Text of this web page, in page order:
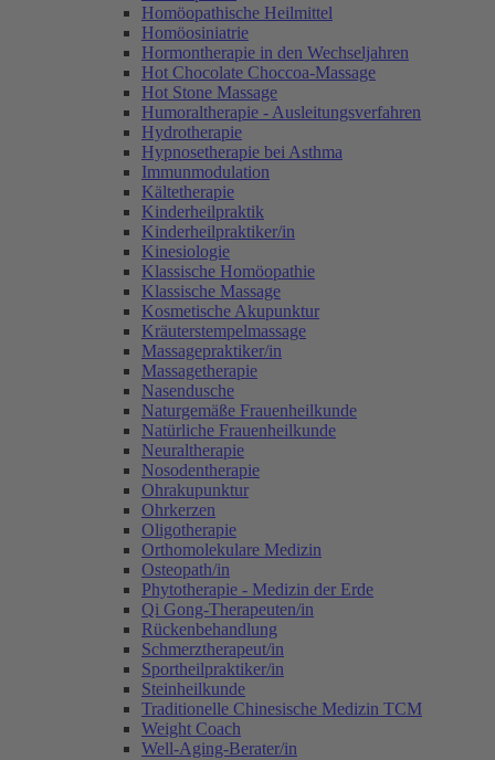
Homöopathische Heilmittel
Homöosiniatrie
Hormontherapie in den Wechseljahren
Hot Chocolate Choccoa-Massage
Hot Stone Massage
Humoraltherapie - Ausleitungsverfahren
Hydrotherapie
Hypnosetherapie bei Asthma
Immunmodulation
Kältetherapie
Kinderheilpraktik
Kinderheilpraktiker/in
Kinesiologie
Klassische Homöopathie
Klassische Massage
Kosmetische Akupunktur
Kräuterstempelmassage
Massagepraktiker/in
Massagetherapie
Nasendusche
Naturgemäße Frauenheilkunde
Natürliche Frauenheilkunde
Neuraltherapie
Nosodentherapie
Ohrakupunktur
Ohrkerzen
Oligotherapie
Orthomolekulare Medizin
Osteopath/in
Phytotherapie - Medizin der Erde
Qi Gong-Therapeuten/in
Rückenbehandlung
Schmerztherapeut/in
Sportheilpraktiker/in
Steinheilkunde
Traditionelle Chinesische Medizin TCM
Weight Coach
Well-Aging-Berater/in